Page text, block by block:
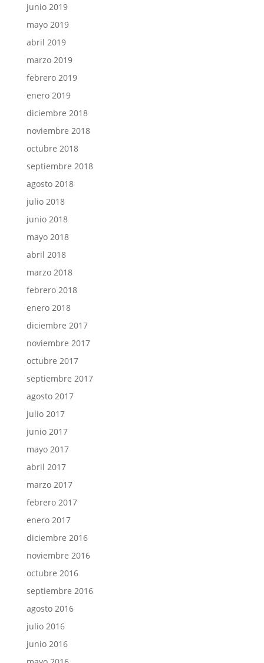
junio 2019
mayo 2019
abril 2019
marzo 2019
febrero 2019
enero 2019
diciembre 2018
noviembre 2018
octubre 2018
septiembre 2018
agosto 2018
julio 2018
junio 2018
mayo 2018
abril 2018
marzo 2018
febrero 2018
enero 2018
diciembre 2017
noviembre 2017
octubre 2017
septiembre 2017
agosto 2017
julio 2017
junio 2017
mayo 2017
abril 2017
marzo 2017
febrero 2017
enero 2017
diciembre 2016
noviembre 2016
octubre 2016
septiembre 2016
agosto 2016
julio 2016
junio 2016